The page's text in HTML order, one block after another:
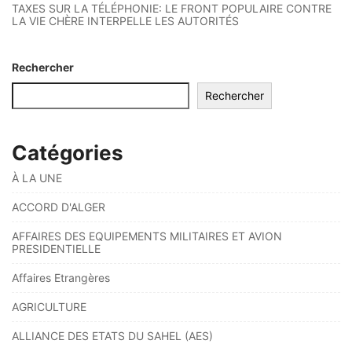
TAXES SUR LA TÉLÉPHONIE: LE FRONT POPULAIRE CONTRE
LA VIE CHÈRE INTERPELLE LES AUTORITÉS
Rechercher
Rechercher
Catégories
À LA UNE
ACCORD D'ALGER
AFFAIRES DES EQUIPEMENTS MILITAIRES ET AVION
PRESIDENTIELLE
Affaires Etrangères
AGRICULTURE
ALLIANCE DES ETATS DU SAHEL (AES)